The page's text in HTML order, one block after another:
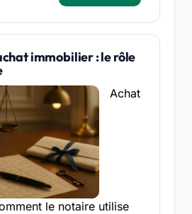
immobilier : le rôle
Achat
le notaire utilise